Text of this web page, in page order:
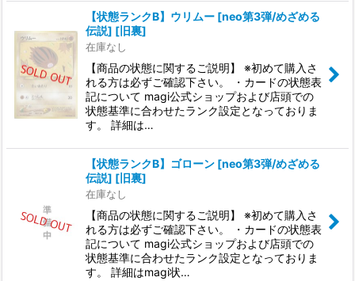
【状態ランクB】ウリムー [neo第3弾/めざめる
伝説] [旧裏]
在庫なし
【商品の状態に関するご説明】 ※初めて購入さ
れる方は必ずご確認下さい。 ・カードの状態表
記について magi公式ショップおよび店頭での
状態基準に合わせたランク設定となっておりま
す。 詳細は…
【状態ランクB】ゴローン [neo第3弾/めざめる
伝説] [旧裏]
在庫なし
【商品の状態に関するご説明】 ※初めて購入さ
れる方は必ずご確認下さい。 ・カードの状態表
記について magi公式ショップおよび店頭での
状態基準に合わせたランク設定となっておりま
す。 詳細はmagi状…